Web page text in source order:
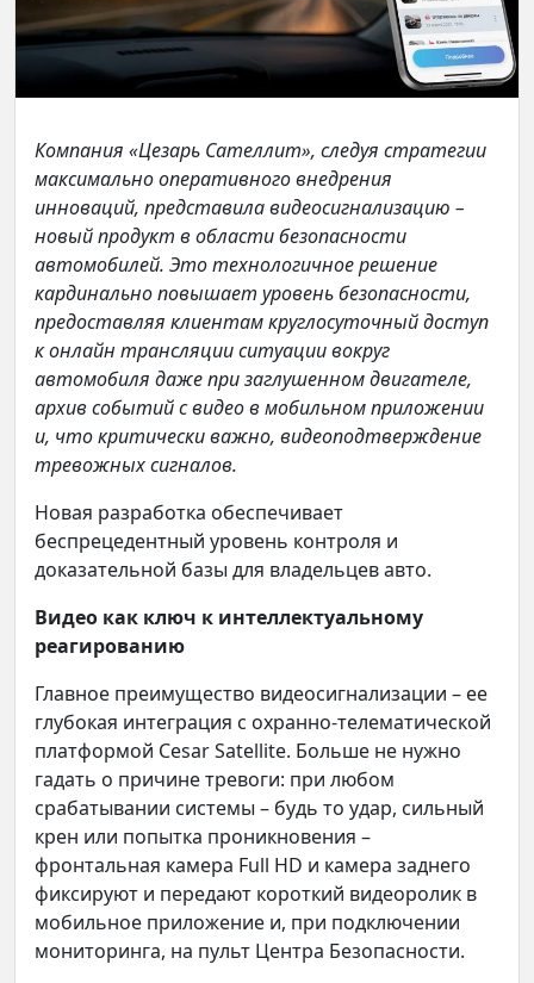
Компания «Цезарь Сателлит», следуя стратегии
максимально оперативного внедрения
инноваций, представила видеосигнализацию –
новый продукт в области безопасности
автомобилей. Это технологичное решение
кардинально повышает уровень безопасности,
предоставляя клиентам круглосуточный доступ
к онлайн трансляции ситуации вокруг
автомобиля даже при заглушенном двигателе,
архив событий с видео в мобильном приложении
и, что критически важно, видеоподтверждение
тревожных сигналов.
Новая разработка обеспечивает
беспрецедентный уровень контроля и
доказательной базы для владельцев авто.
Видео как ключ к интеллектуальному
реагированию
Главное преимущество видеосигнализации – ее
глубокая интеграция с охранно-телематической
платформой Cesar Satellite. Больше не нужно
гадать о причине тревоги: при любом
срабатывании системы – будь то удар, сильный
крен или попытка проникновения –
фронтальная камера Full HD и камера заднего
фиксируют и передают короткий видеоролик в
мобильное приложение и, при подключении
мониторинга, на пульт Центра Безопасности.